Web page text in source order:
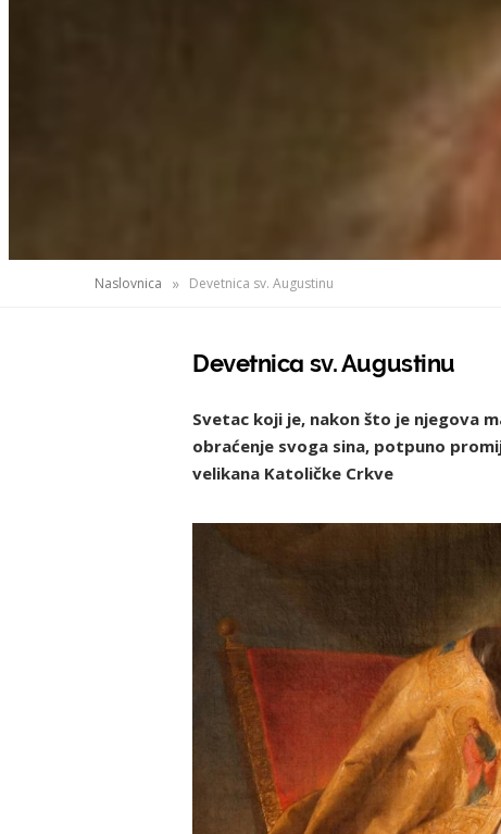
Naslovnica » Devetnica sv. Augustinu
Devetnica sv. Augustinu
Svetac koji je, nakon što je njegova
obraćenje svoga sina, potpuno
velikana Katoličke Crkve